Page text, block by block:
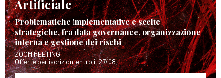
Artificiale
Problematiche implementative e scelte
strategiche, fra data governance, organizzazione
interna e gestione dei rischi
ZOOM MEETING
Offerte per iscrizioni entro il 27/08